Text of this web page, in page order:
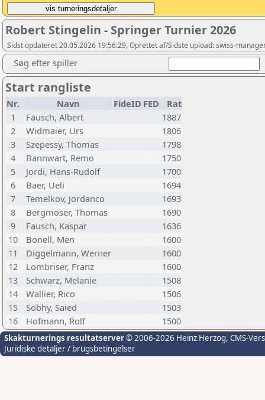
Robert Stingelin - Springer Turnier 2026
Sidst opdateret 20.05.2026 19:56:29, Oprettet af/Sidste upload: swiss-
Søg efter spiller
Start rangliste
Nr. Navn FideID FED
Rat
1
Fausch, Albert
1887
2
Widmaier, Urs
1806
3
Szepessy, Thomas
1798
4
Bannwart, Remo
1750
5
Jordi, Hans-Rudolf
1700
6
Baer, Ueli
1694
7
Temelkov, Jordanco
1693
8
Bergmoser, Thomas
1690
9
Fausch, Kaspar
1636
10
Bonell, Men
1600
11
Diggelmann, Werner
1600
12
Lombriser, Franz
1600
13
Schwarz, Melanie
1508
14
Wallier, Rico
1506
15
Sobhy, Saied
1503
16
Hofmann, Rolf 1500
Skakturnerings resultatserver© 2006-2026 Heinz Herzog, CMS-
Juridiske detaljer / brugsbetingelser